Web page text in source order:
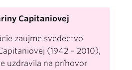
Capitaniovej
zaujme svedectvo
(1942 – 2010),
uzdravila na príhovor